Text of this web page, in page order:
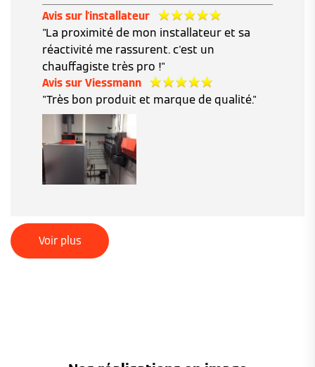
Avis sur l'installateur
"La proximité de mon installateur et sa
réactivité me rassurent. c'est un
chauffagiste très pro !"
Avis sur Viessmann
"Très bon produit et marque de qualité."
Voir plus